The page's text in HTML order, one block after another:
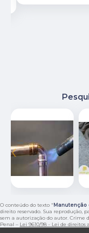
‹
O conteúdo do texto "
direito reservado. Sua reprodução,
sem a autorização do autor. Crime
Penal – Lei 9610/98 - Lei de direitos